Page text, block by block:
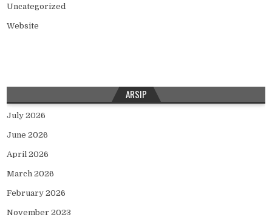
Uncategorized
Website
ARSIP
July 2026
June 2026
April 2026
March 2026
February 2026
November 2023